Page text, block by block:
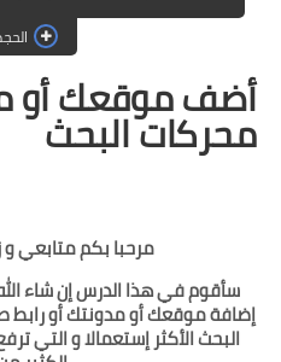
العاب
الحجم
موقعك أو
البحث
مرحبا بكم متابعي و زوار
في هذا الدرس إن شاء الله
موقعك أو مدونتك أو رابط
الأكثر إستعمالا و التي ترفع